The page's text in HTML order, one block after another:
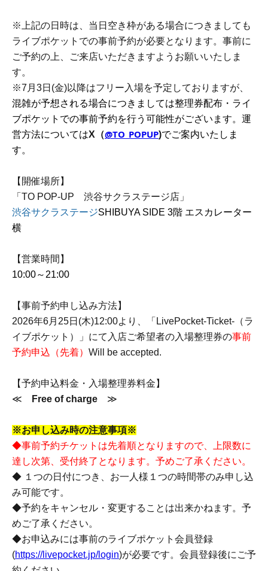
※上記の日時は、当日空き枠がある場合につきましても
ライブポケットでの事前予約が必要となります。事前に
ご予約の上、ご来店いただきますようお願いいたしま
す。
※7月3日(金)以降はフリー入場を予定しておりますが、
混雑が予想される場合につきましては整理券配布・ライ
ブポケットでの事前予約を行う可能性がございます。運
営方法についてはX（@TO_POPUP)でご案内いたしま
す。
【開催場所】
「TO POP-UP 渋谷サクラステージ店」
渋谷サクラステージSHIBUYA SIDE 3階 エスカレーター
横
【営業時間】
10:00～21:00
【事前予約申し込み方法】
2026年6月25日(木)12:00より、「LivePocket-Ticket-（ラ
イブポケット）」にて入店ご希望者の入場整理券の事前
予約申込（先着） Will be accepted.
【予約申込料金・入場整理券料金】
≪
Free of charge ≫
※お申し込み時の注意事項※
◆事前予約チケットは先着順となりますので、上限数に
達し次第、受付終了となります。予めご了承ください。
◆ １つの日付につき、お一人様１つの時間帯のみ申し込
み可能です。
◆予約をキャンセル・変更することは出来かねます。予
めご了承ください。
◆お申込みには事前のライブポケット会員登録
(https://livepocket.jp/login)が必要です。会員登録後にご予